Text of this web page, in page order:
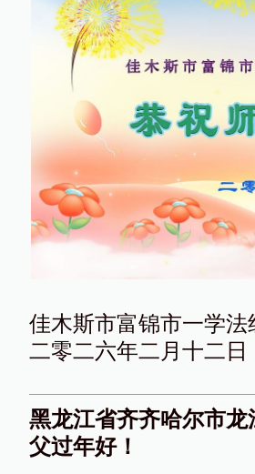
佳木斯市富锦市一学
二零二六年二月十二日
黑龙江省齐齐哈尔市
父过年好！